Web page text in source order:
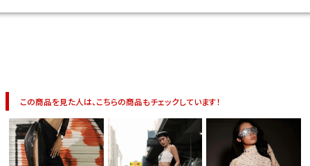
この商品を見た人は、こちらの商品もチェックしています！